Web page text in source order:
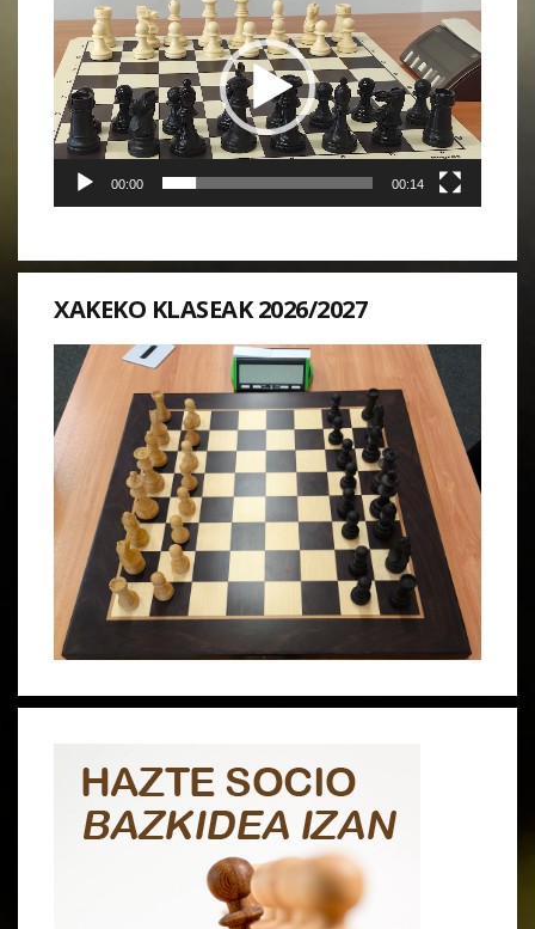
de
vídeo
00:00 00:14
XAKEKO KLASEAK 2026/2027